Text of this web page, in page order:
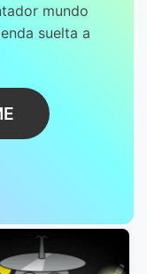
mundo
suelta a